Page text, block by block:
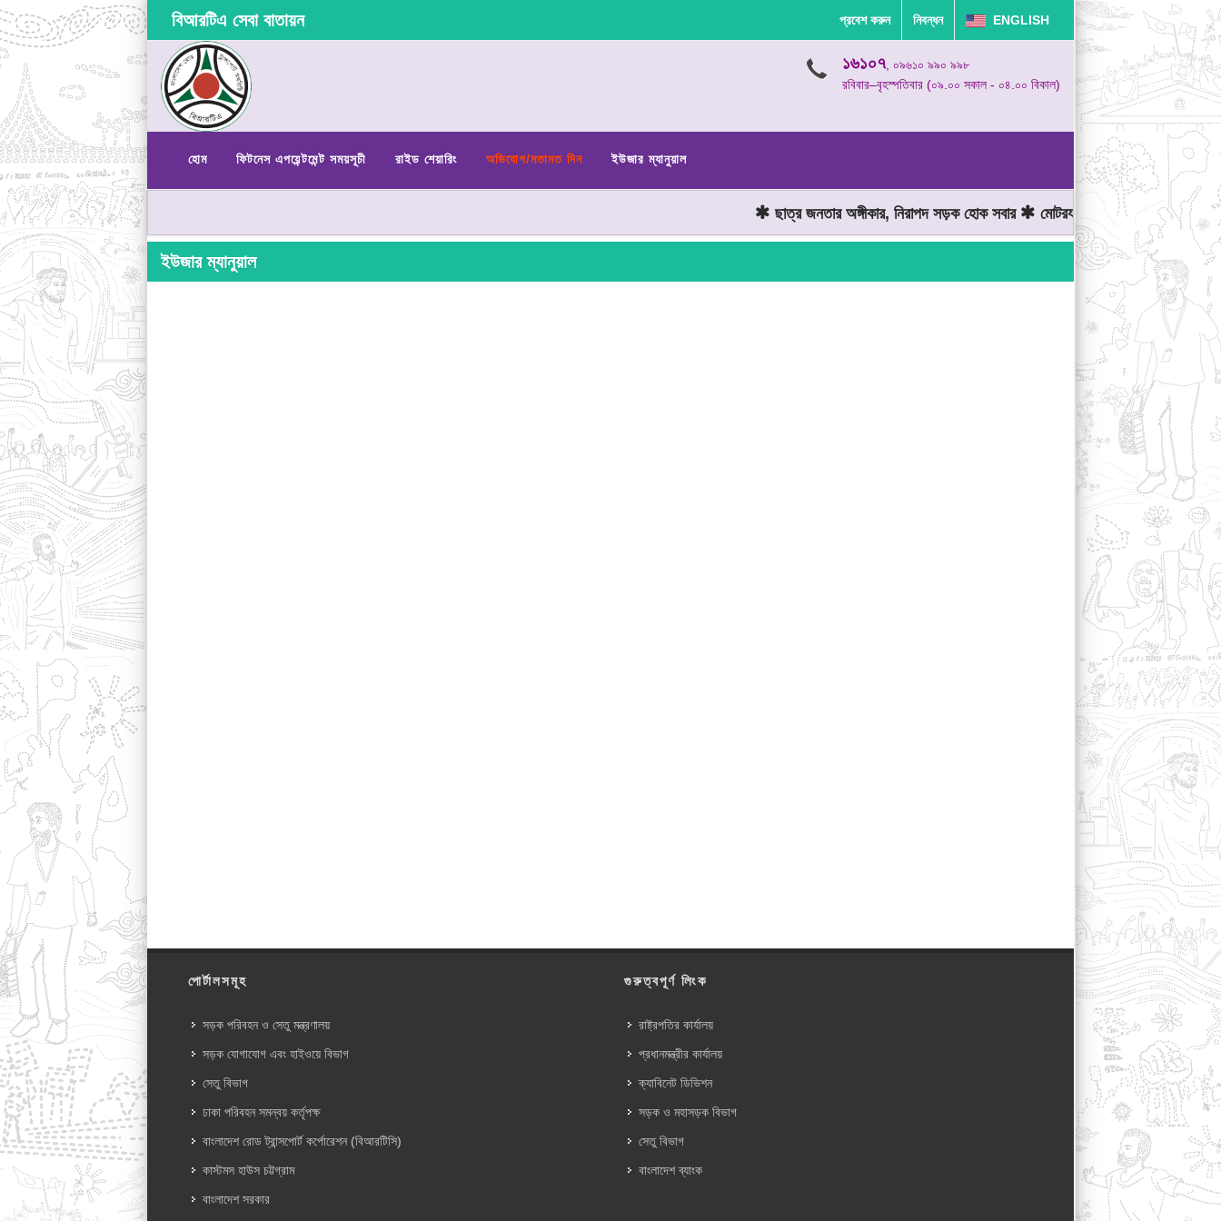
বিআরটিএ সেবা বাতায়ন প্রবেশ করুন নিবন্ধন ENGLISH
১৬১০৭, ০৯৬১০ ৯৯০ ৯৯৮
রবিবার–বৃহস্পতিবার (০৯.০০ সকাল - ০৪.০০ বিকাল)
হোম ফিটনেস এপয়েন্টমেন্ট সময়সূচী রাইড শেয়ারিং অভিযোগ/মতামত দিন ইউজার ম্যানুয়াল
ছাত্র জনতার অঙ্গীকার, নিরাপদ সড়ক হোক সবার মোটরযান চালানোর সময় গতিসীমা মেনে
ইউজার ম্যানুয়াল
পোর্টালসমূহ
সড়ক পরিবহন ও সেতু মন্ত্রণালয়
সড়ক যোগাযোগ এবং হাইওয়ে বিভাগ
সেতু বিভাগ
ঢাকা পরিবহন সমন্বয় কর্তৃপক্ষ
বাংলাদেশ রোড ট্রান্সপোর্ট কর্পোরেশন (বিআরটিসি)
কাস্টমস হাউস চট্টগ্রাম
বাংলাদেশ সরকার
গুরুত্বপূর্ণ লিংক
রাষ্ট্রপতির কার্যালয়
প্রধানমন্ত্রীর কার্যালয়
ক্যাবিনেট ডিভিশন
সড়ক ও মহাসড়ক বিভাগ
সেতু বিভাগ
বাংলাদেশ ব্যাংক